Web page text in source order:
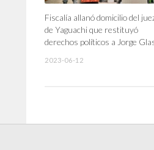
Fiscalía allanó domicilio del
de Yaguachi que restituyó
derechos políticos a Jorge
2023-06-12